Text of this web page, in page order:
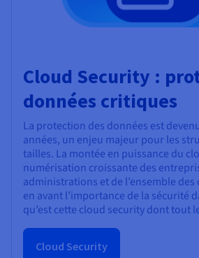
Cloud Security :
données critiques
La protection des données est
années, un enjeu majeur pour les
tailles. La montée en puissance du
numérisation croissante des
administrations et de l’ensemble
en avant l’importance de la sécurité
qu’est cette cloud security dont tout
Cloud Security